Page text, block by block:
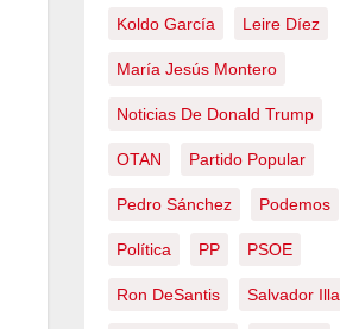
Koldo García Leire Díez
María Jesús Montero
Noticias De Donald Trump
OTAN Partido Popular
Pedro Sánchez Podemos
Política PP PSOE
Ron DeSantis Salvador Illa